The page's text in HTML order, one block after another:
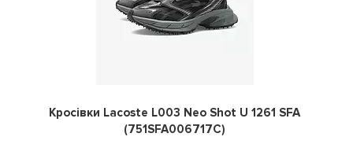
0
Кросівки Lacoste L003 Neo Shot U 1261 SFA
(751SFA006717C)